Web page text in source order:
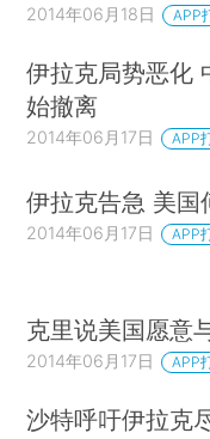
2014年06月18日 APP
伊拉克局势恶化
始撤离
2014年06月17日 APP
伊拉克告急 美国
2014年06月17日 APP
克里说美国愿意
2014年06月17日 APP
沙特呼吁伊拉克